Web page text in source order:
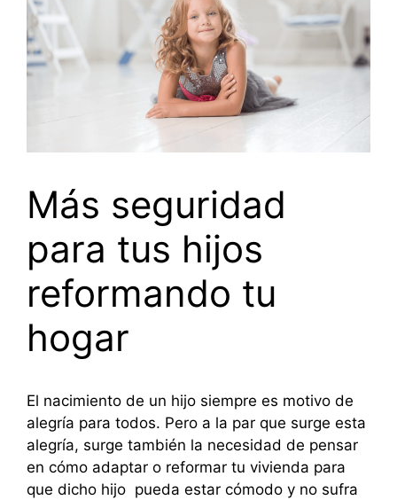
Más seguridad
para tus hijos
reformando tu
hogar
El nacimiento de un hijo siempre es motivo de
alegría para todos. Pero a la par que surge esta
alegría, surge también la necesidad de pensar
en cómo adaptar o reformar tu vivienda para
que dicho hijo pueda estar cómodo y no sufra